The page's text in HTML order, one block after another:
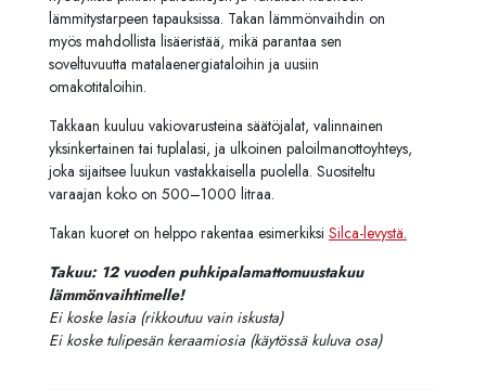
lämmitystarpeen tapauksissa. Takan lämmönvaihdin on
myös mahdollista lisäeristää, mikä parantaa sen
soveltuvuutta matalaenergiataloihin ja uusiin
omakotitaloihin.
Takkaan kuuluu vakiovarusteina säätöjalat, valinnainen
yksinkertainen tai tuplalasi, ja ulkoinen paloilmanottoyhteys,
joka sijaitsee luukun vastakkaisella puolella. Suositeltu
varaajan koko on 500–1000 litraa.
Takan kuoret on helppo rakentaa esimerkiksi Silca-levystä.
Takuu: 12 vuoden puhkipalamattomuustakuu
lämmönvaihtimelle!
Ei koske lasia (rikkoutuu vain iskusta)
Ei koske tulipesän keraamiosia (käytössä kuluva osa)